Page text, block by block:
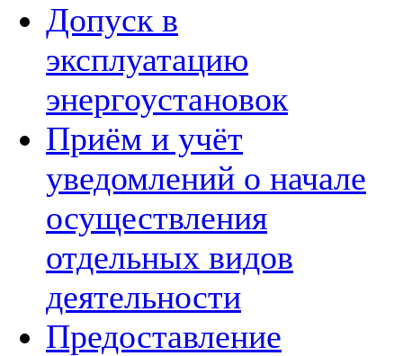
Допуск в
эксплуатацию
энергоустановок
Приём и учёт
уведомлений о начале
осуществления
отдельных видов
деятельности
Предоставление